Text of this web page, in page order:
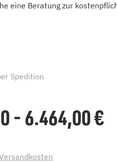
eine Beratung zur
Spedition
- 6.464,00€